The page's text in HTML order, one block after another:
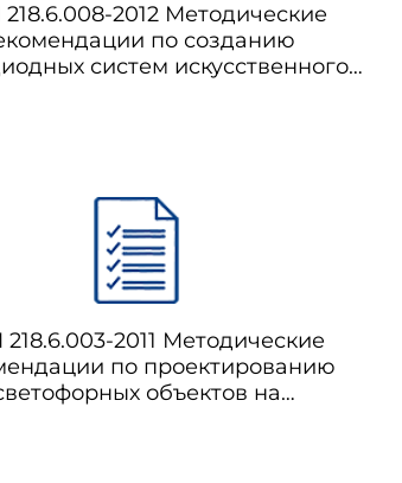
2012 Методические
по созданию
систем искусственного
2011 Методические
по проектированию
объектов на